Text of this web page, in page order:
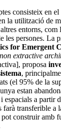
consisteix en
la utilització de
entorns,
les persones. La
for Emergent
extractive
proposa
,
(el 95% de la
estan
espacials a partir
transferible a
construir amb